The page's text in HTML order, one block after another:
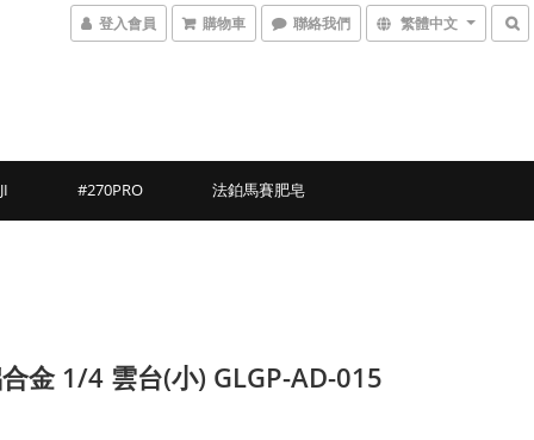
登入會員 購物車 聯絡我們 繁體中文
#270PRO 法鉑馬賽肥皂
金 1/4 雲台(小) GLGP-AD-015